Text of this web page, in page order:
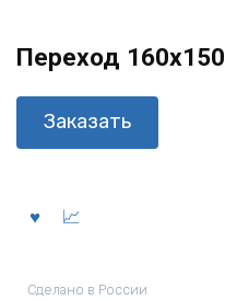
Переход 160х150
Заказать
Сделано в России